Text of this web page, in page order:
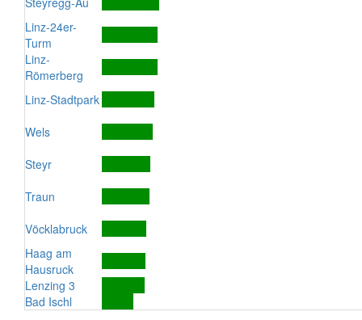
Linz-24er-
Turm
Linz-
Römerberg
Linz-Stadtpark
Wels
Steyr
Traun
Vöcklabruck
Haag am
Hausruck
Lenzing 3
Bad Ischl